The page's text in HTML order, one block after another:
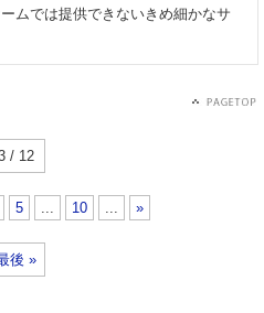
ムでは提供できないきめ細かなサ
/ 12
5 10 »
後 »